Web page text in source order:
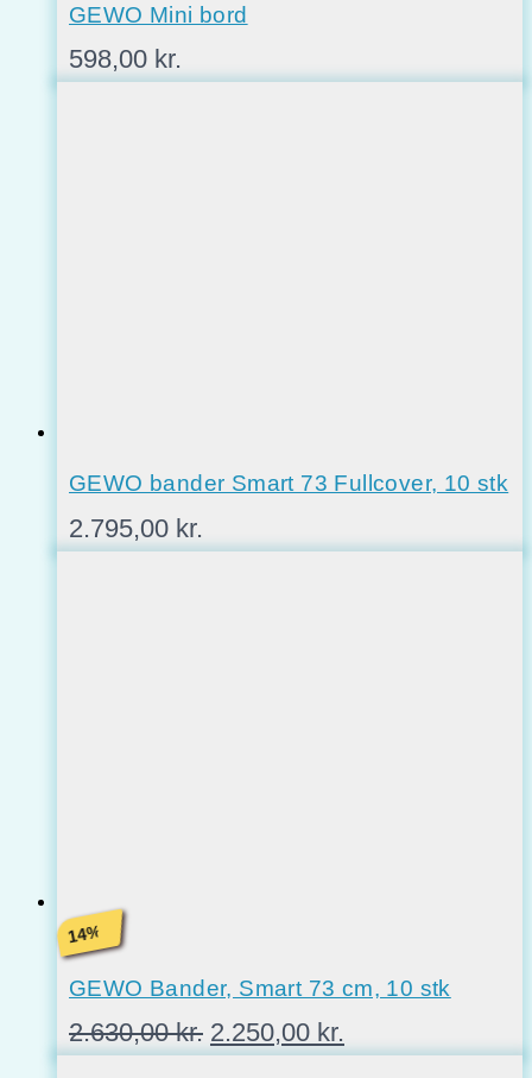
GEWO Mini bord
598,00 kr.
GEWO bander Smart 73 Fullcover, 10 stk
2.795,00 kr.
14%
GEWO Bander, Smart 73 cm, 10 stk
2.630,00kr. Den
oprindelige
2.250,00 kr.
aktuelle